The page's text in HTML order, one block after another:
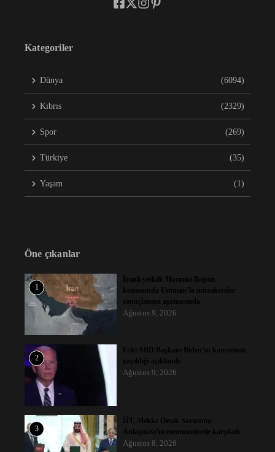
Kategoriler
Dünya (6094)
Kıbrıs (2329)
Spor (269)
Türkiye (35)
Yaşam (1)
Öne çıkanlar
1
İranlı yetkili: Hürmüz Boğazı
konusunda Umman’la müzakereler
sonuçlanma aşamasında
Ağustos 9, 2026
2
Eski ABD Başkanı Biden’ın kanserinin
yayıldığı açıklandı
Ağustos 9, 2026
3
İİT, Mekke Ortak Savunma
Anlaşması’nı memnuniyetle karşıladı
Ağustos 8, 2026